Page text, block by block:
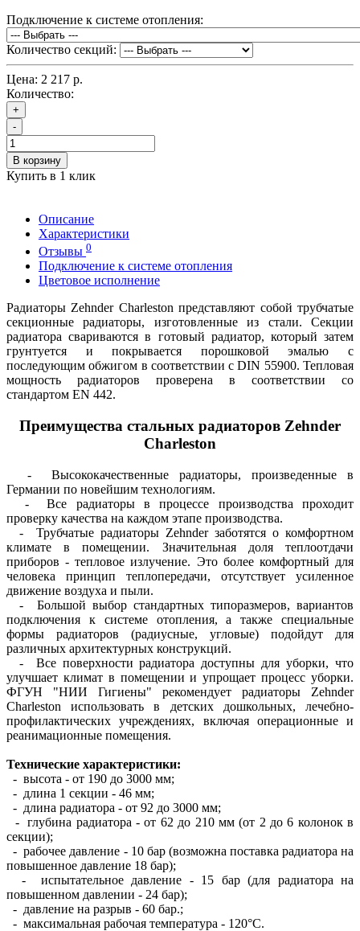
Подключение к системе отопления:
Количество секций:
Цена: 2 217 р.
Количество:
+
-
В корзину
Купить в 1 клик
Описание
Характеристики
Отзывы 0
Подключение к системе отопления
Цветовое исполнение
Радиаторы Zehnder Charleston представляют собой трубчатые
секционные радиаторы, изготовленные из стали. Секции
радиатора свариваются в готовый радиатор, который затем
грунтуется и покрывается порошковой эмалью с
последующим обжигом в соответствии с DIN 55900. Тепловая
мощность радиаторов проверена в соответствии со
стандартом EN 442.
Преимущества стальных радиаторов Zehnder
Charleston
- Высококачественные радиаторы, произведенные в
Германии по новейшим технологиям.
- Все радиаторы в процессе производства проходит
проверку качества на каждом этапе производства.
- Трубчатые радиаторы Zehnder заботятся о комфортном
климате в помещении. Значительная доля теплоотдачи
приборов - тепловое излучение. Это более комфортный для
человека принцип теплопередачи, отсутствует усиленное
движение воздуха и пыли.
- Большой выбор стандартных типоразмеров, вариантов
подключения к системе отопления, а также специальные
формы радиаторов (радиусные, угловые) подойдут для
различных архитектурных конструкций.
- Все поверхности радиатора доступны для уборки, что
улучшает климат в помещении и упрощает процесс уборки.
ФГУН "НИИ Гигиены" рекомендует радиаторы Zehnder
Charleston использовать в детских дошкольных, лечебно-
профилактических учреждениях, включая операционные и
реанимационные помещения.
Технические характеристики:
- высота - от 190 до 3000 мм;
- длина 1 секции - 46 мм;
- длина радиатора - от 92 до 3000 мм;
- глубина радиатора - от 62 до 210 мм (от 2 до 6 колонок в
секции);
- рабочее давление - 10 бар (возможна поставка радиатора на
повышенное давление 18 бар);
- испытательное давление - 15 бар (для радиатора на
повышенном давлении - 24 бар);
- давление на разрыв - 60 бар.;
- максимальная рабочая температура - 120°С.